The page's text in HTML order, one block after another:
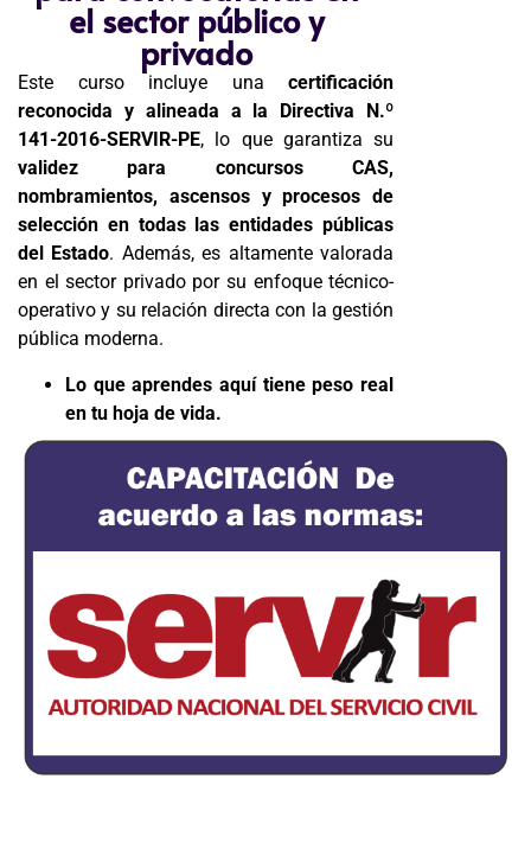
el sector público y
privado
Este curso incluye unacertificación
reconocida y alineada a la Directiva N.º
141-2016-SERVIR-PE, lo que garantiza su
validez para concursos CAS,
nombramientos, ascensos y procesos de
selección en todas las entidades públicas
del Estado. Además, es altamente valorada
en el sector privado por su enfoque técnico-
operativo y su relación directa con la gestión
pública moderna.
Lo que aprendes aquí tiene peso real
en tu hoja de vida.